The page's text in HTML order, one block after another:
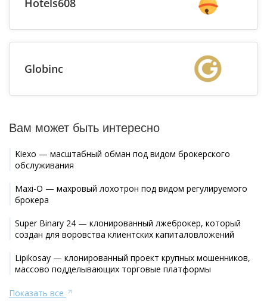
Globinc
Вам может быть интересно
Kiexo — масштабный обман под видом брокерского
обслуживания
Maxi-O — махровый лохотрон под видом регулируемого
брокера
Super Binary 24 — клонированный лжеброкер, который
создан для воровства клиентских капиталовложений
Lipikosay — клонированный проект крупных мошенников,
массово подделывающих торговые платформы
Показать все